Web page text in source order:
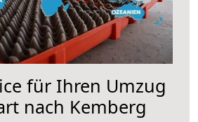
für Ihren Umzug
nach Kemberg